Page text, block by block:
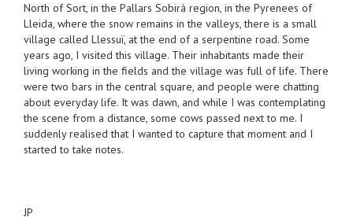
North of Sort, in the Pallars Sobirà region, in the Pyrenees of
Lleida, where the snow remains in the valleys, there is a small
village called Llessuï, at the end of a serpentine road. Some
years ago, I visited this village. Their inhabitants made their
living working in the fields and the village was full of life. There
were two bars in the central square, and people were chatting
about everyday life. It was dawn, and while I was contemplating
the scene from a distance, some cows passed next to me. I
suddenly realised that I wanted to capture that moment and I
started to take notes.
JP